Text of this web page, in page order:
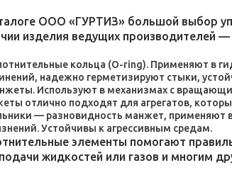
ООО «ГУРТИЗ» большой выбор
изделия ведущих производителей
кольца (O-ring). Применяют в
надежно герметизируют стыки,
Используют в механизмах с
отлично подходят для агрегатов,
— разновидность манжет, применяют в
Устойчивы к агрессивным средам.
элементы помогают
жидкостей или газов и многим